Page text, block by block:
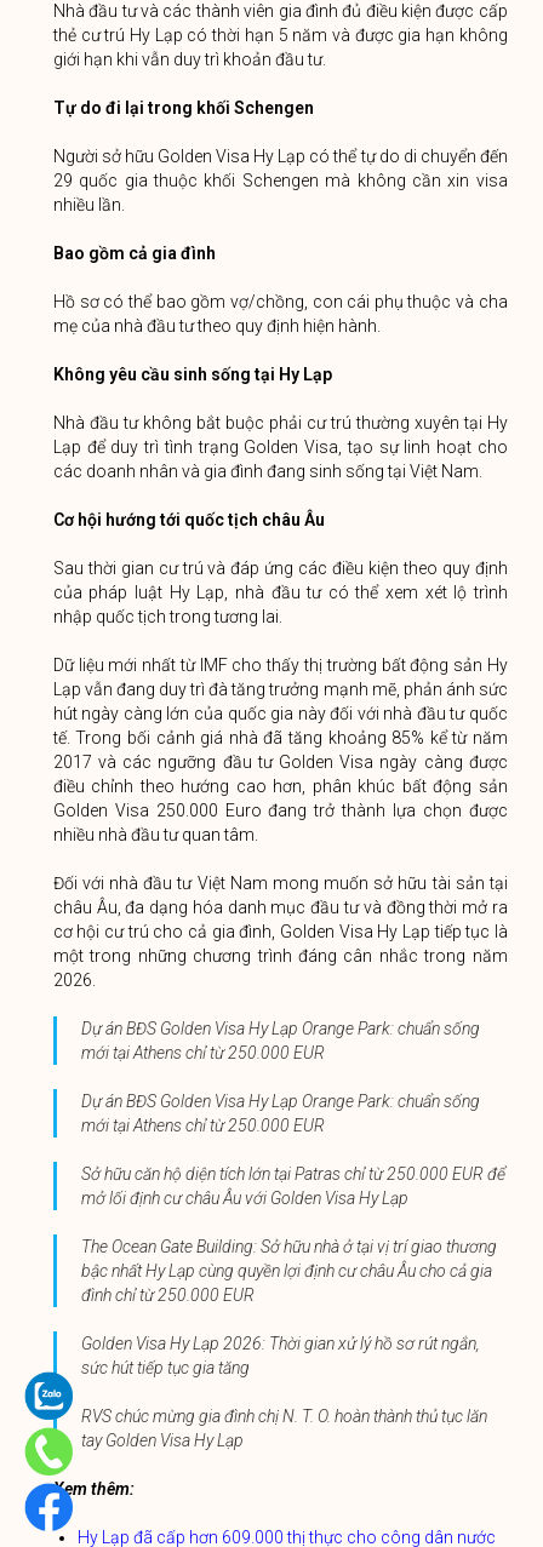
Nhà đầu tư và các thành viên gia đình đủ điều kiện được cấp
thẻ cư trú Hy Lạp có thời hạn 5 năm và được gia hạn không
giới hạn khi vẫn duy trì khoản đầu tư.
Tự do đi lại trong khối Schengen
Người sở hữu Golden Visa Hy Lạp có thể tự do di chuyển đến
29 quốc gia thuộc khối Schengen mà không cần xin visa
nhiều lần.
Bao gồm cả gia đình
Hồ sơ có thể bao gồm vợ/chồng, con cái phụ thuộc và cha
mẹ của nhà đầu tư theo quy định hiện hành.
Không yêu cầu sinh sống tại Hy Lạp
Nhà đầu tư không bắt buộc phải cư trú thường xuyên tại Hy
Lạp để duy trì tình trạng Golden Visa, tạo sự linh hoạt cho
các doanh nhân và gia đình đang sinh sống tại Việt Nam.
Cơ hội hướng tới quốc tịch châu Âu
Sau thời gian cư trú và đáp ứng các điều kiện theo quy định
của pháp luật Hy Lạp, nhà đầu tư có thể xem xét lộ trình
nhập quốc tịch trong tương lai.
Dữ liệu mới nhất từ IMF cho thấy thị trường bất động sản Hy
Lạp vẫn đang duy trì đà tăng trưởng mạnh mẽ, phản ánh sức
hút ngày càng lớn của quốc gia này đối với nhà đầu tư quốc
tế. Trong bối cảnh giá nhà đã tăng khoảng 85% kể từ năm
2017 và các ngưỡng đầu tư Golden Visa ngày càng được
điều chỉnh theo hướng cao hơn, phân khúc bất động sản
Golden Visa 250.000 Euro đang trở thành lựa chọn được
nhiều nhà đầu tư quan tâm.
Đối với nhà đầu tư Việt Nam mong muốn sở hữu tài sản tại
châu Âu, đa dạng hóa danh mục đầu tư và đồng thời mở ra
cơ hội cư trú cho cả gia đình, Golden Visa Hy Lạp tiếp tục là
một trong những chương trình đáng cân nhắc trong năm
2026.
Dự án BĐS Golden Visa Hy Lạp Orange Park: chuẩn sống
mới tại Athens chỉ từ 250.000 EUR
Dự án BĐS Golden Visa Hy Lạp Orange Park: chuẩn sống
mới tại Athens chỉ từ 250.000 EUR
Sở hữu căn hộ diện tích lớn tại Patras chỉ từ 250.000 EUR để
mở lối định cư châu Âu với Golden Visa Hy Lạp
The Ocean Gate Building: Sở hữu nhà ở tại vị trí giao thương
bậc nhất Hy Lạp cùng quyền lợi định cư châu Âu cho cả gia
đình chỉ từ 250.000 EUR
Golden Visa Hy Lạp 2026: Thời gian xử lý hồ sơ rút ngắn,
sức hút tiếp tục gia tăng
RVS chúc mừng gia đình chị N. T. O. hoàn thành thủ tục lăn
tay Golden Visa Hy Lạp
Xem thêm:
Hy Lạp đã cấp hơn 609.000 thị thực cho công dân nước